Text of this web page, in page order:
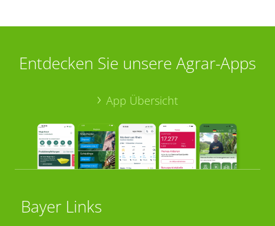
Entdecken Sie unsere Agrar-Apps
App Übersicht
Bayer Links